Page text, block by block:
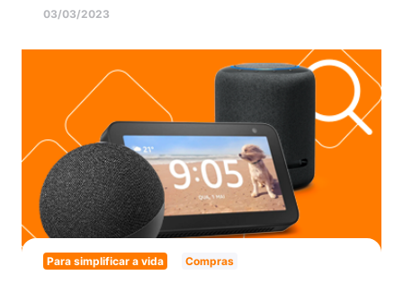
03/03/2023
Para simplificar a vida Compras